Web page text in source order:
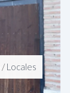
/Locales